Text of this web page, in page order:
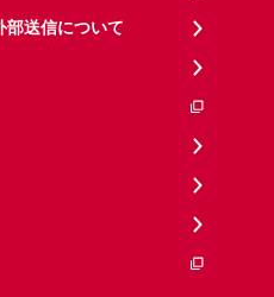
部送信について